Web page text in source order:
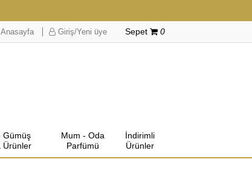
Anasayfa Giriş/Yeni üye Sepet 0
Gümüş
Ürünler
Mum - Oda
Parfümü
İndirimli
Ürünler